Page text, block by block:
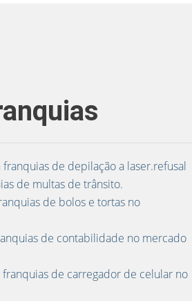
de depilação a laser.refusal
de multas de trânsito.
de bolos e tortas no
de contabilidade no mercado
franquias de carregador de celular no